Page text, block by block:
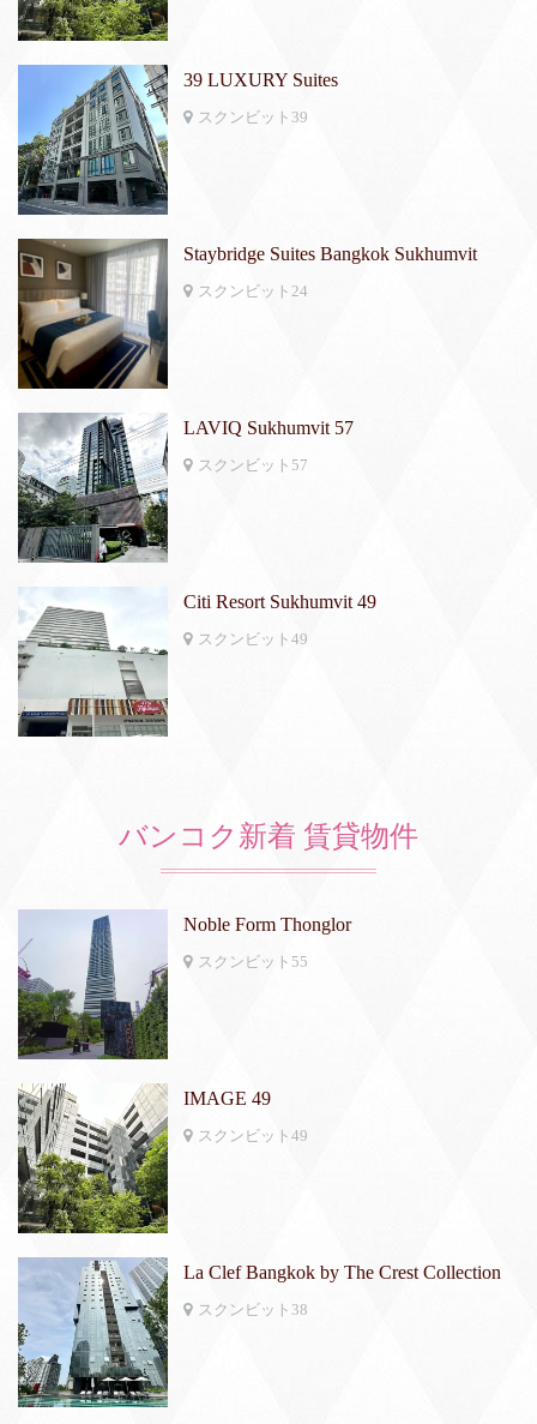
39 LUXURY Suites
スクンビット39
Staybridge Suites Bangkok Sukhumvit
スクンビット24
LAVIQ Sukhumvit 57
スクンビット57
Citi Resort Sukhumvit 49
スクンビット49
バンコク新着 賃貸物件
Noble Form Thonglor
スクンビット55
IMAGE 49
スクンビット49
La Clef Bangkok by The Crest Collection
スクンビット38